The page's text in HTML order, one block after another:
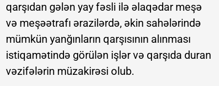
qarşıdan gələn yay fəsli ilə əlaqədar meşə
və meşəətrafı ərazilərdə, əkin sahələrində
mümkün yanğınların qarşısının alınması
istiqamətində görülən işlər və qarşıda duran
vəzifələrin müzakirəsi olub.